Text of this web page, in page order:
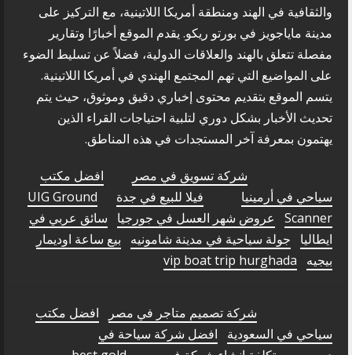
والثقافية في الهند ومنطقة أمريكا اللاتينية، مع التركيز على
مدينة ماياجويز في بورتو ريكو. يقدم الموقع أخبارًا وتقارير
مفصلة تتعلق بالهند والعلاقات الدولية، فضلاً عن تسليط الضوء
على المواضيع التي تهم المجتمع الهندي في أمريكا اللاتينية.
يتسم الموقع بتقديم محتوى إخباري دقيق وموثوق، حيث يتم
تحديث الأخبار بشكل دوري لتلبية احتياجات القراء الذين
يهتمون بمعرفة آخر المستجدات في هذه المناطق.
شركة تسويق في مصر
افضل مكتب
سياحي في أرمينيا
فيلا للبيع في جدة
UIG Ground
Scanner
عروض شهر العسل في جورجيا
سائق عربي في
ايطاليا
جولة سياحية في مدينة شامونيه
بيع ساعة اوديمار
بيجيه
vip boat trip hurghada
شركة تصميم متاجر في مصر
افضل مكتب
سياحي في السعودية
افضل شركة سياحة في